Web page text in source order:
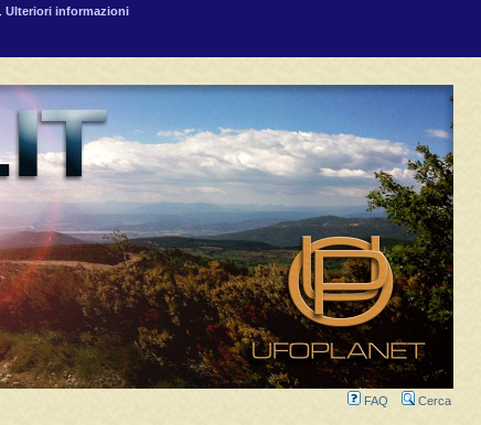
Ulteriori informazioni
FAQ Cerca